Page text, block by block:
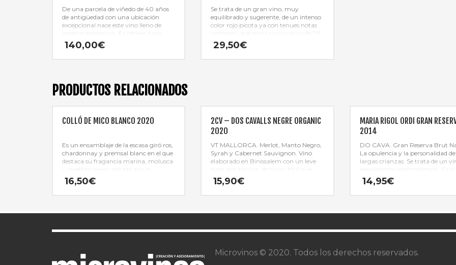
De una parcela de viñedo de 40 años
de antigüedad con una ubicación
excepcional nace este vino lleno de
aromas expresivos. Es idóneo para
momentos inolvidables por ser un
vino complejo, estructurado y con
140,00€
Se trata de un gran vino, muy
equilibrado y sugerente, de un intenso
color rojo picota ya con tenues notas
violáceas, que marca su crianza de 20
meses en roble francés. Nariz de gran
sutileza con aromas a frutas maduras
29,50€
PRODUCTOS RELACIONADOS
COLLÓ DE MICO BLANCO 2020
Es un ensamblaje de la escasa giró ros,
chardonnay y premsal blanc en el que
destaca su fragancia marina, molusca
y mediterranea captada por la
cercania de la finca al mar. Flores de
jazmin y naranjos.
16,50€
2CV – DOS CAVALLS NEGRE ORGANIC
2020
VT MALLORCA. Merlot, Manto Negro,
Syrah y Cabernet Sauvignon. Vino
elaborado en Binissalem con un leve
paso por barrica, de trago fácil que
anima a seguir bebiendo y disfrutar de
su frescura y equilibrio.
15,90€
MARIA RIGOL ORDI GRAN
2014
DO CAVA. Gran Reserva Brut
La opulencia y la personalidad
largas crianzas. Se trata de un
plenamente gastronómico.
equilibrio entre estructura,
y frescor, armoniza con una
14,95€
Microvinos © 2020. Todos los derechos reservados.